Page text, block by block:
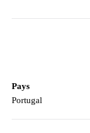
Pays
Portugal